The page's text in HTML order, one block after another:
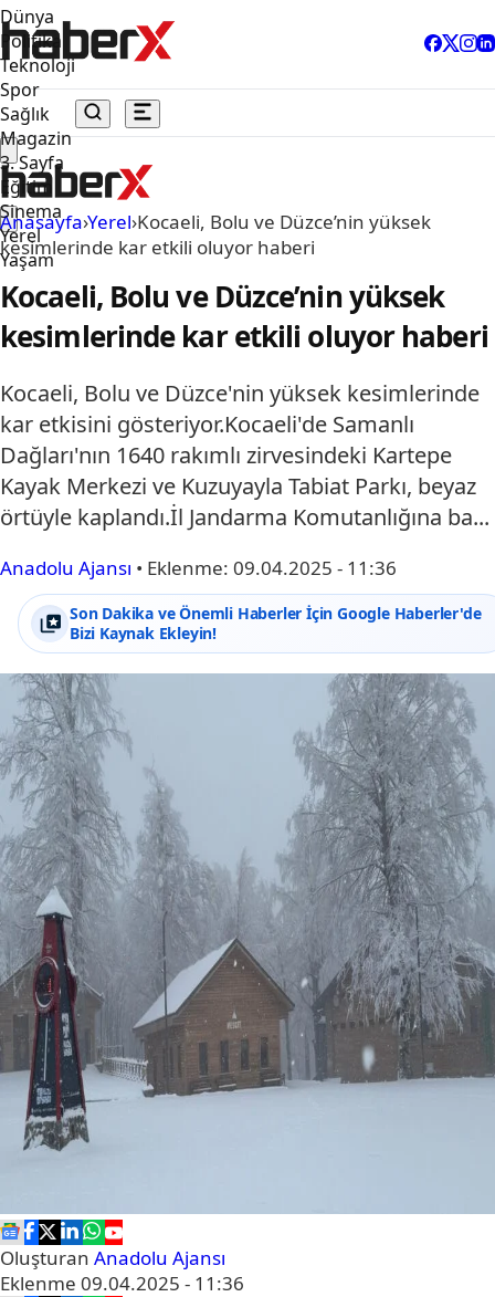
Dünya
Politika
Teknoloji
Spor
Sağlık
Magazin
3. Sayfa
Eğitim
Sinema
Yerel
Yaşam
Anasayfa›Yerel›Kocaeli, Bolu ve Düzce’nin yüksek
kesimlerinde kar etkili oluyor haberi
Kocaeli, Bolu ve Düzce’nin yüksek
kesimlerinde kar etkili oluyor haberi
Kocaeli, Bolu ve Düzce'nin yüksek kesimlerinde
kar etkisini gösteriyor.Kocaeli'de Samanlı
Dağları'nın 1640 rakımlı zirvesindeki Kartepe
Kayak Merkezi ve Kuzuyayla Tabiat Parkı, beyaz
örtüyle kaplandı.İl Jandarma Komutanlığına ba...
Anadolu Ajansı • Eklenme: 09.04.2025 - 11:36
Son Dakika ve Önemli Haberler İçin Google Haberler'de
Bizi Kaynak Ekleyin!
Oluşturan Anadolu Ajansı
Eklenme 09.04.2025 - 11:36